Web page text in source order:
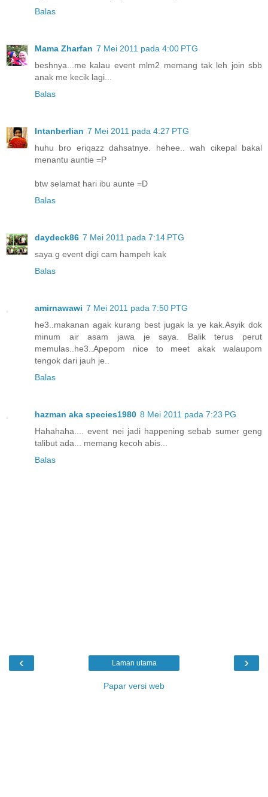
Balas
Mama Zharfan 7 Mei 2011 pada 4:00 PTG
beshnya...me kalau event mlm2 memang tak leh join sbb
anak me kecik lagi...
Balas
Intanberlian 7 Mei 2011 pada 4:27 PTG
huhu bro eriqazz dahsatnye. hehee.. wah cikepal bakal
menantu auntie =P
btw selamat hari ibu aunte =D
Balas
daydeck86 7 Mei 2011 pada 7:14 PTG
saya g event digi cam hampeh kak
Balas
amirnawawi 7 Mei 2011 pada 7:50 PTG
he3..makanan agak kurang best jugak la ye kak.Asyik dok
minum air asam jawa je saya. Balik terus perut
memulas..he3..Apepom nice to meet akak walaupom
tengok dari jauh je..
Balas
hazman aka species1980 8 Mei 2011 pada 7:23 PG
Hahahaha.... event nei jadi happening sebab sumer geng
talibut ada... memang kecoh abis...
Balas
‹ ›
Laman utama
Papar versi web